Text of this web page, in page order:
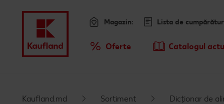
Meniu Oferte Catalogul
Magazin: Lista de
Kaufland.md Sortiment Dicționar de